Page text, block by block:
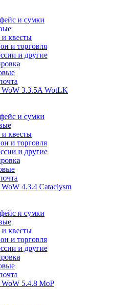
и сумки
квесты
и торговля
и другие
3.3.5A WotLK
и сумки
квесты
и торговля
и другие
4.3.4 Cataclysm
и сумки
квесты
и торговля
и другие
5.4.8 MoP